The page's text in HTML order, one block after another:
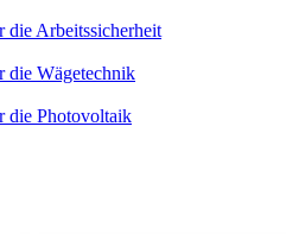
die Arbeitssicherheit
die Wägetechnik
die Photovoltaik